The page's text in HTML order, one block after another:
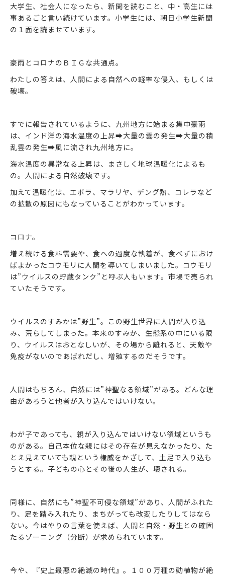
大学生、社会人になったら、新聞を読むこと、中・高生には
事あるごと言い続けています。小学生には、朝日小学生新聞
の１面を読ませています。
豪雨とコロナのＢＩＧな共通点。
わたしの答えは、人間による自然への軽率な侵入、もしくは
破壊。
すでに報告されているように、九州地方に始まる集中豪雨
は、インド洋の海水温度の上昇➡大量の雲の発生➡大量の積
乱雲の発生➡風に流され九州地方に。
海水温度の異常なる上昇は、まさしく地球温暖化によるも
の。人間による自然破壊です。
加えて温暖化は、エボラ、マラリヤ、デング熱、コレラなど
の拡散の原因にもなっていることがわかっています。
コロナ。
増え続ける食料需要や、食への過度な執着が、食べずにおけ
ばよかったコウモリに人間を導いてしまいました。コウモリ
は”ウイルスの貯蔵タンク”と呼ぶ人もいます。市場で売られ
ていたそうです。
ウイルスのすみかは”野生”。この野生世界に人間が入り込
み、荒らしてしまった。本来のすみか、生態系の中にいる限
り、ウイルスはおとなしいが、その場から離れると、天敵や
免疫がないのであばれだし、増殖するのだそうです。
人間はもちろん、自然には”神聖なる領域”がある。どんな理
由があろうと他者が入り込んではいけない。
わが子であっても、親が入り込んではいけない領域というも
のがある。自己本位な親にはその存在が見えなかったり、た
とえ見えていても親という権威をかざして、土足で入り込も
うとする。子どもの心とその後の人生が、壊される。
同様に、自然にも”神聖不可侵な領域”があり、人間がふれた
り、足を踏み入れたり、まちがっても改変したりしてはなら
ない。今はやりの言葉を使えば、人間と自然・野生との確固
たるゾーニング（分断）が求められています。
今や、『史上最悪の絶滅の時代』。１００万種の動植物が絶